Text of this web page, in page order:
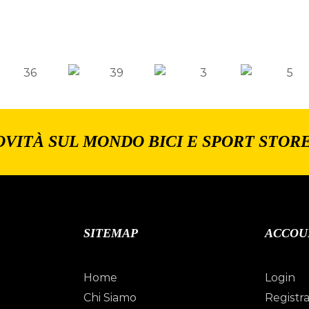
SUL MONDO BICI E SPORT
SITEMAP
Home
Chi Siamo
Login